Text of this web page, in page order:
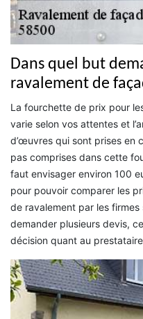
Dans quel but
ravalement de
La fourchette de prix pour
varie selon vos attentes et
d’œuvres qui sont prises en
pas comprises dans cette
faut envisager environ 100
pour pouvoir comparer les
de ravalement par les
demander plusieurs devis,
décision quant au